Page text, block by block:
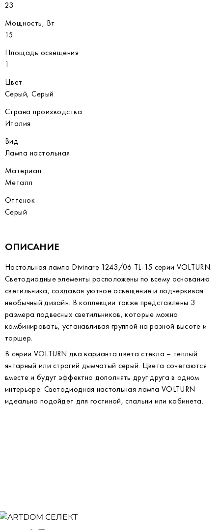
23
Мощность, Вт
15
Площадь освещения
1
Цвет
Серый, Серый
Страна производства
Италия
Вид
Лампа настольная
Материал
Металл
Оттенок
Серый
ОПИСАНИЕ
Настольная лампа Divinare 1243/06 TL-15 серии VOLTURN.
Светодиодные элементы расположены по всему основанию
светильника, создавая уютное освещение и подчеркивая
необычный дизайн. В коллекции также представлены 3
размера подвесных светильников, которые можно
комбинировать, устанавливая группой на разной высоте и
торшер.
В серии VOLTURN два варианта цвета стекла – теплый
янтарный или строгий дымчатый серый. Цвета сочетаются
вместе и будут эффектно дополнять друг друга в одном
интерьере. Светодиодная настольная лампа VOLTURN
идеально подойдет для гостиной, спальни или кабинета.